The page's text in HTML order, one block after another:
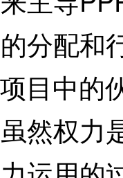
分配和
目中的
然权力